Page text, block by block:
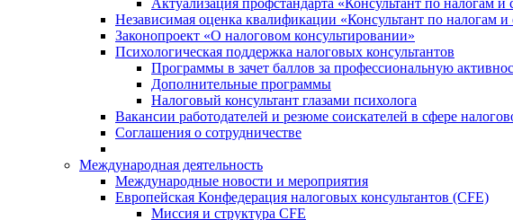
Актуализация профстандарта «Консультант по налогам и
Независимая оценка квалификации «Консультант по налогам
Законопроект «О налоговом консультировании»
Психологическая поддержка налоговых консультантов
Программы в зачет баллов за профессиональную
Дополнительные программы
Налоговый консультант глазами психолога
Вакансии работодателей и резюме соискателей в сфере
Соглашения о сотрудничестве
Международная деятельность
Международные новости и мероприятия
Европейская Конфедерация налоговых консультантов (CFE)
Миссия и структура CFE